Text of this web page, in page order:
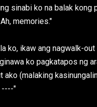
sinabi ko na balak kong
memories."
ko, ikaw ang nagwalk-
ko pagkatapos ng
ako (malaking
----"